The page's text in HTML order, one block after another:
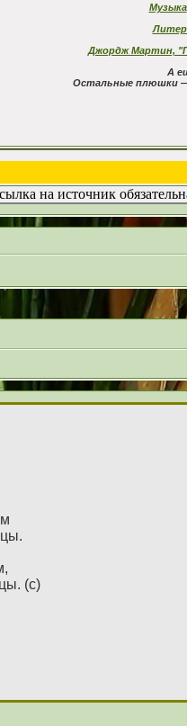
Музыка
Джордж Мартин,
А
Остальные плюшки
на источник
(с)